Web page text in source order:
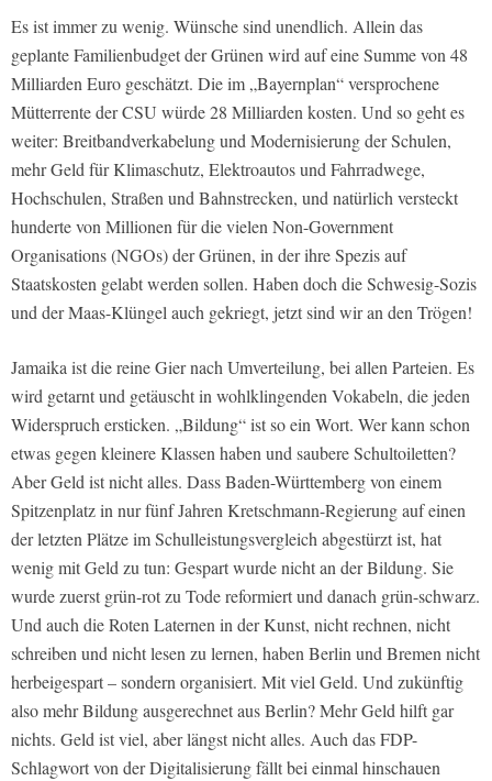
Es ist immer zu wenig. Wünsche sind unendlich. Allein das
geplante Familienbudget der Grünen wird auf eine Summe von 48
Milliarden Euro geschätzt. Die im „Bayernplan“ versprochene
Mütterrente der CSU würde 28 Milliarden kosten. Und so geht es
weiter: Breitbandverkabelung und Modernisierung der Schulen,
mehr Geld für Klimaschutz, Elektroautos und Fahrradwege,
Hochschulen, Straßen und Bahnstrecken, und natürlich versteckt
hunderte von Millionen für die vielen Non-Government
Organisations (NGOs) der Grünen, in der ihre Spezis auf
Staatskosten gelabt werden sollen. Haben doch die Schwesig-Sozis
und der Maas-Klüngel auch gekriegt, jetzt sind wir an den Trögen!
Jamaika ist die reine Gier nach Umverteilung, bei allen Parteien. Es
wird getarnt und getäuscht in wohlklingenden Vokabeln, die jeden
Widerspruch ersticken. „Bildung“ ist so ein Wort. Wer kann schon
etwas gegen kleinere Klassen haben und saubere Schultoiletten?
Aber Geld ist nicht alles. Dass Baden-Württemberg von einem
Spitzenplatz in nur fünf Jahren Kretschmann-Regierung auf einen
der letzten Plätze im Schulleistungsvergleich abgestürzt ist, hat
wenig mit Geld zu tun: Gespart wurde nicht an der Bildung. Sie
wurde zuerst grün-rot zu Tode reformiert und danach grün-schwarz.
Und auch die Roten Laternen in der Kunst, nicht rechnen, nicht
schreiben und nicht lesen zu lernen, haben Berlin und Bremen nicht
herbeigespart – sondern organisiert. Mit viel Geld. Und zukünftig
also mehr Bildung ausgerechnet aus Berlin? Mehr Geld hilft gar
nichts. Geld ist viel, aber längst nicht alles. Auch das FDP-
Schlagwort von der Digitalisierung fällt bei einmal hinschauen